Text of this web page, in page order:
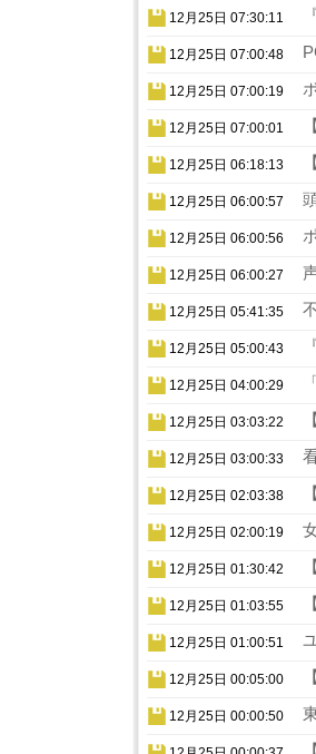
12月25日 07:30:11
12月25日 07:00:48
12月25日 07:00:19
12月25日 07:00:01
12月25日 06:18:13
12月25日 06:00:57
12月25日 06:00:56
12月25日 06:00:27
12月25日 05:41:35
12月25日 05:00:43
12月25日 04:00:29
12月25日 03:03:22
12月25日 03:00:33
12月25日 02:03:38
12月25日 02:00:19
12月25日 01:30:42
12月25日 01:03:55
12月25日 01:00:51
12月25日 00:05:00
12月25日 00:00:50